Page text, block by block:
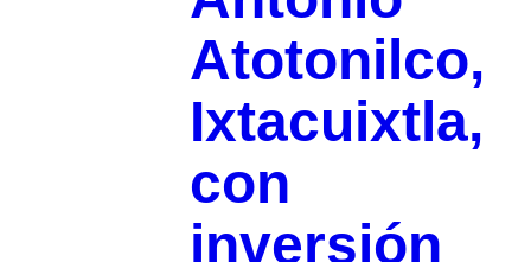
Atotonilco,
Ixtacuixtla,
con
inversión